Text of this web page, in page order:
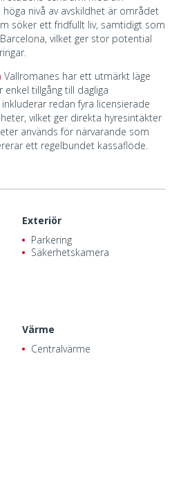
nivå av avskildhet är området
söker ett fridfullt liv, samtidigt som
​​vilket ger stor potential
Vallromanes har ett utmärkt läge
tillgång till dagliga
redan fyra licensierade
vilket ger direkta hyresintäkter
används för närvarande som
ett regelbundet kassaflöde.
Exteriör
Parkering
Säkerhetskamera
Värme
Centralvärme